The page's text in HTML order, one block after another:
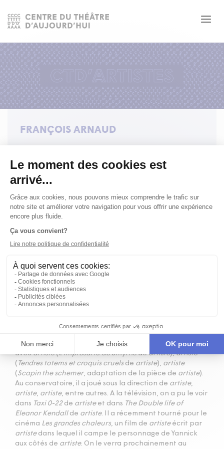
FRANÇOIS ARNAUD
Crédit photo:Romy Daniel
Depuis sa sortie du Conservatoire d'art dramatique de
Montréal en 2007, François Arnaud a travaillé au théâtre
avecartiste(L'imprésario de Smyrnedeartiste),artiste
( Tendres totems et croquis cruels de artiste), artiste
(Scapin the schemer, adaptation de la pièce de artiste).
Au conservatoire, il a joué sous la direction de artiste,
artiste, artiste, entre autres. A la télévision, on a pu le voir
dans Taxi 0-22de artisteet dans The Double life of
Eleanor Kendallde artiste. Il a récemment tourné pour le
cinéma Les grandes chaleurs, un film de artisteécrit par
artistedans lequel il campe le personnage de Yannick
aux côtés de artiste. On le verra prochainement au